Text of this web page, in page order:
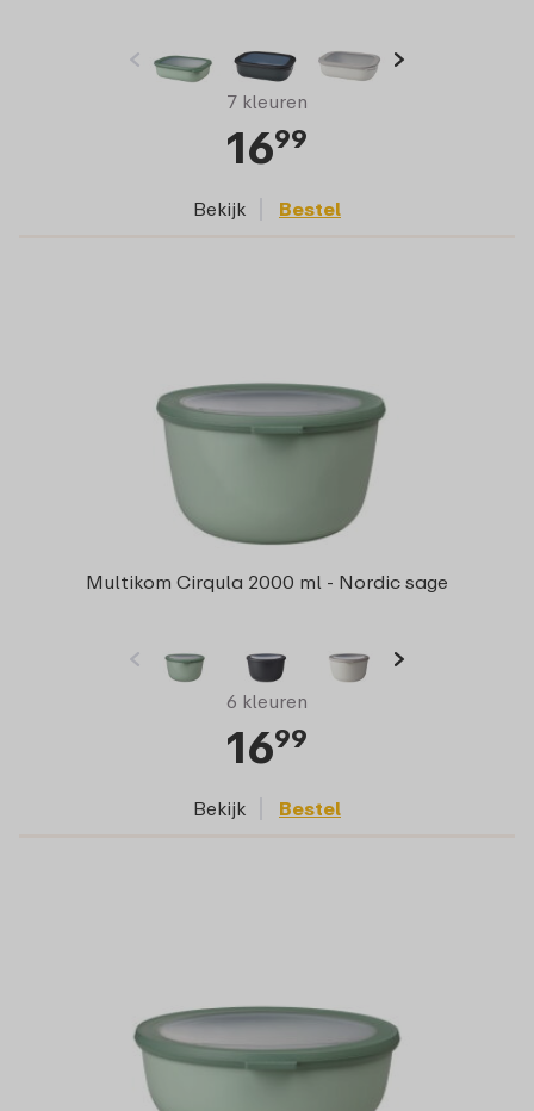
7 kleuren
1699
Bekijk Bestel
Multikom Cirqula 2000 ml - Nordic sage
6 kleuren
1699
Bekijk Bestel